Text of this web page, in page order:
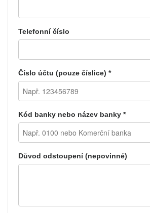
Telefonní číslo
Číslo účtu (pouze číslice) *
Kód banky nebo název banky *
Důvod odstoupení (nepovinné)